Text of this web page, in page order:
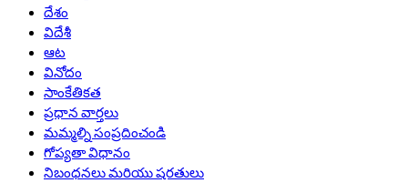
దేశం
విదేశీ
ఆట
వినోదం
సాంకేతికత
ప్రధాన వార్తలు
మమ్మల్ని సంప్రదించండి
గోప్యతా విధానం
నిబంధనలు మరియు షరతులు